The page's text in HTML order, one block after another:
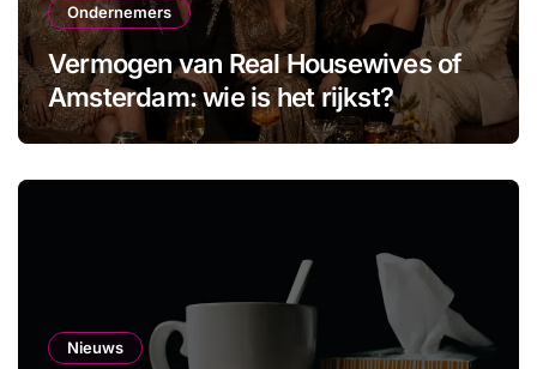
Ondernemers
Vermogen van Real Housewives of
Amsterdam: wie is het rijkst?
Nieuws